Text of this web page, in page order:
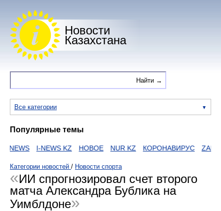
Новости
Казахстана
Все категории
Популярные темы
I-NEWS KZ НОВОЕ NUR KZ КОРОНАВИРУС ZAKON
Категории новостей / Новости спорта
ИИ спрогнозировал счет второго
матча Александра Бублика на
Уимблдоне